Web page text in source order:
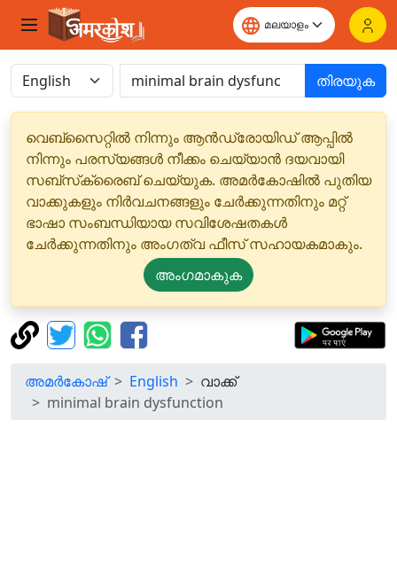
തിരയുക
വെബ്‌സൈറ്റിൽ നിന്നും ആൻഡ്രോയിഡ് ആപ്പിൽ
നിന്നും പരസ്യങ്ങൾ നീക്കം ചെയ്യാൻ ദയവായി
സബ്‌സ്‌ക്രൈബ് ചെയ്യുക. അമർകോഷിൽ പുതിയ
വാക്കുകളും നിർവചനങ്ങളും ചേർക്കുന്നതിനും മറ്റ്
ഭാഷാ സംബന്ധിയായ സവിശേഷതകൾ
ചേർക്കുന്നതിനും അംഗത്വ ഫീസ് സഹായകമാകും.
അംഗമാകുക
അമർകോഷ് English
വാക്ക്
minimal brain dysfunction